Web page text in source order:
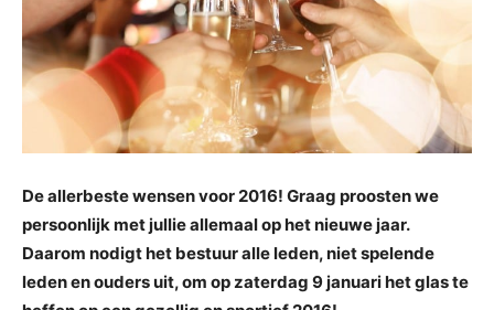
De allerbeste wensen voor 2016! Graag proosten we
persoonlijk met jullie allemaal op het nieuwe jaar.
Daarom nodigt het bestuur alle leden, niet spelende
leden en ouders uit, om op zaterdag 9 januari het glas te